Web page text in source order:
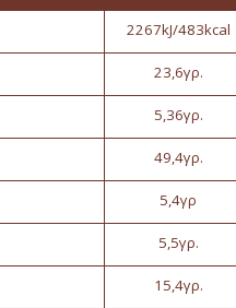
2267kJ/483kcal
23,6γρ.
5,36γρ.
49,4γρ.
5,4γρ
5,5γρ.
15,4γρ.